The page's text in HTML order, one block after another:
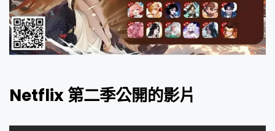
Netflix 第二季公開的影片